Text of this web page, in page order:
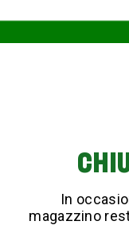
Come pulire il
quotidiana e
Chemical
Italia s.r.l.
San Giuliano
In
magazzino